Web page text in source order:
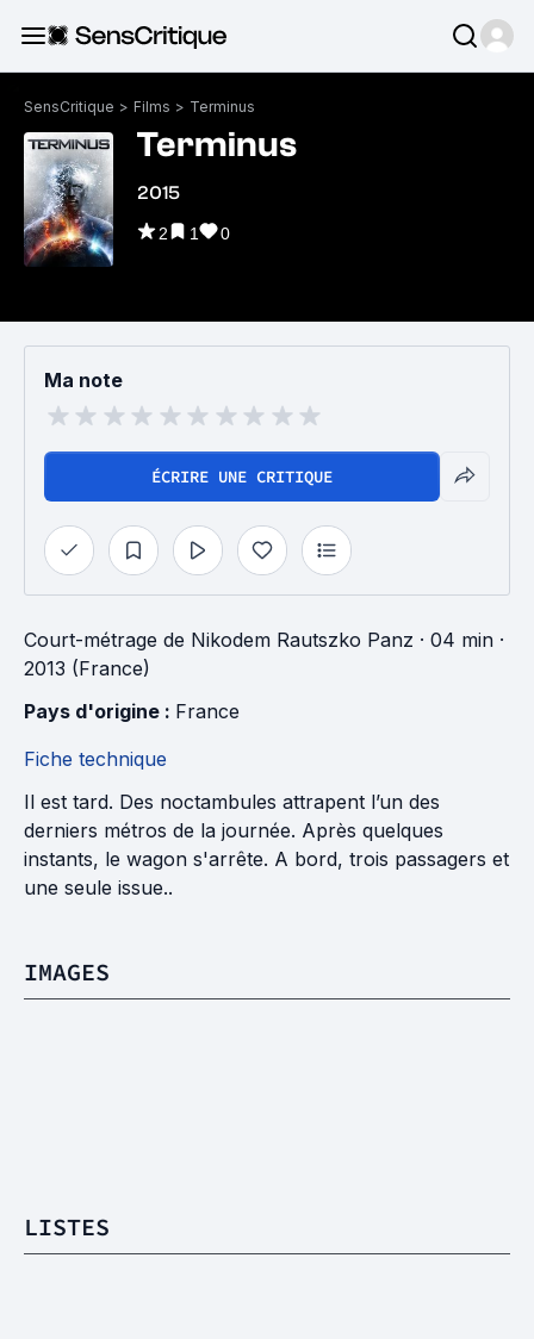
SensCritique > Films > Terminus
Terminus
2015
2 1 0
Ma note
ÉCRIRE UNE CRITIQUE
Court-métrage de Nikodem Rautszko Panz · 04 min ·
2013 (France)
Pays d'origine : France
Fiche technique
Il est tard. Des noctambules attrapent l’un des
derniers métros de la journée. Après quelques
instants, le wagon s'arrête. A bord, trois passagers et
une seule issue..
IMAGES
LISTES